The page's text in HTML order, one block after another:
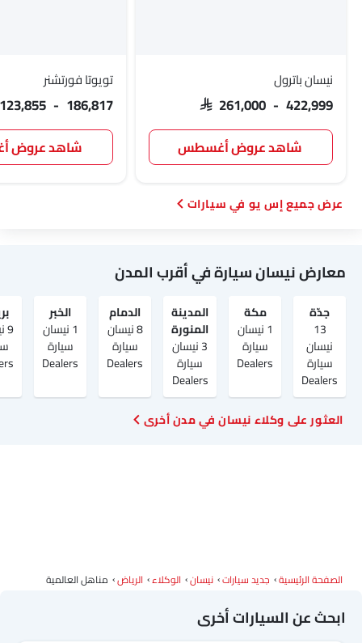
نيسان باترول
SAR 261,000 - 422,999
شاهد عروض أغسطس
تويوتا فورتشنر
123,855 - 186,817
شاهد عروض
إس يو في سيارات
معارض نيسان سيارة في أقرب المدن
جدّة
13
نيسان
سيارة
Dealers
مكة
1 نيسان
سيارة
Dealers
المدينة
المنورة
3 نيسان
سيارة
Dealers
الدمام
8 نيسان
سيارة
Dealers
الخبر
1 نيسان
سيارة
Dealers
العثور على وكلاء نيسان في مدن أخرى
الصفحة الرئيسية جديد سيارات نيسان الوكلاء الرياض‎ مناهل العالمية
ابحث عن السيارات أخرى